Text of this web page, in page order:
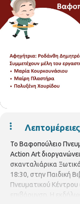
Το Βαφοπούλειο
Action Art
σκανταλιάρικα
18:30, στην Παιδική
Πνευματικού
επιβάρυνση. Η